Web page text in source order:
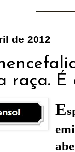
de 2012
raça. É
E